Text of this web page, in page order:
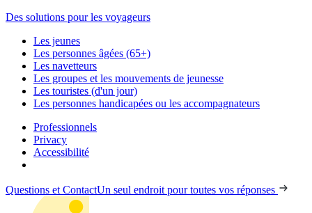
Des solutions pour les voyageurs
Les jeunes
Les personnes âgées (65+)
Les navetteurs
Les groupes et les mouvements de jeunesse
Les touristes (d'un jour)
Les personnes handicapées ou les accompagnateurs
Professionnels
Privacy
Accessibilité
Questions et ContactUn seul endroit pour toutes vos réponses